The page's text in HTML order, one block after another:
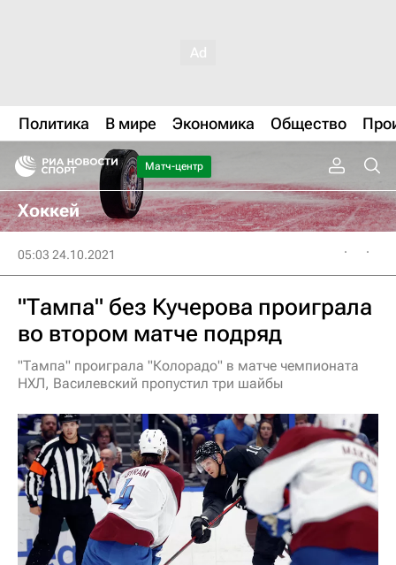
Политика В мире Экономика Общество
Матч-центр
Хоккей
05:03 24.10.2021
"Тампа" без Кучерова проиграла
во втором матче подряд
"Тампа" проиграла "Колорадо" в матче чемпионата
НХЛ, Василевский пропустил три шайбы